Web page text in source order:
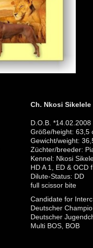
Ch. Nkosi Sikelele
D.O.B. *14.02.2008
Größe/height: 63,5
Gewicht/weight:
Züchter/breeder:
Kennel: Nkosi
HD A 1, ED & OCD
Dilute-Status: DD
full scissor bite
Candidate for
Deutscher
Deutscher
Multi BOS, BOB